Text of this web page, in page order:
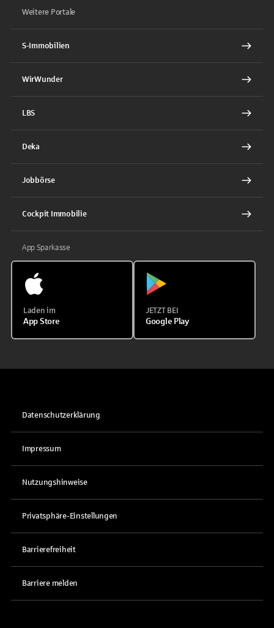
Weitere Portale
S-Immobilien
WirWunder
LBS
Deka
Jobbörse
Cockpit Immobilie
App Sparkasse
Laden im
App Store
JETZT BEI
Google Play
Datenschutzerklärung
Impressum
Nutzungshinweise
Privatsphäre-Einstellungen
Barrierefreiheit
Barriere melden